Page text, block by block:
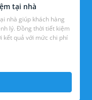
tại nhà
nhà giúp khách hàng
lý. Đồng thời tiết kiệm